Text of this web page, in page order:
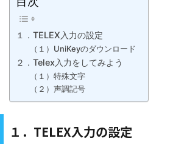
１．TELEX入力の設定
（１）UniKeyのダウンロード
２．Telex入力をしてみよう
（１）特殊文字
（２）声調記号
１．TELEX入力の設定